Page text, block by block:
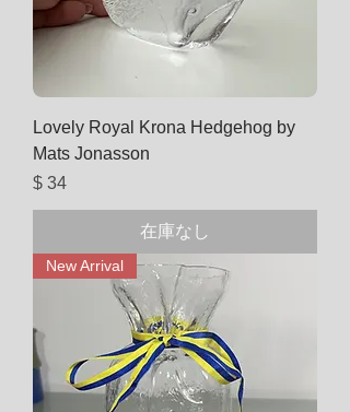
Lovely Royal Krona Hedgehog by
Mats Jonasson
価格
$ 34
在庫なし
New Arrival